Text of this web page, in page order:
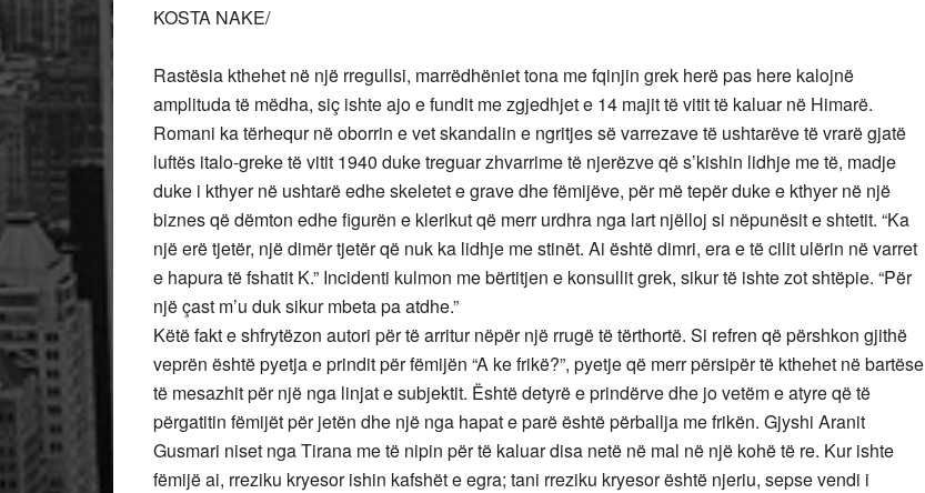
KOSTA NAKE/
Rastësia kthehet në një rregullsi, marrëdhëniet tona me fqinjin grek herë pas here kalojnë
amplituda të mëdha, siç ishte ajo e fundit me zgjedhjet e 14 majit të vitit të kaluar në Himarë.
Romani ka tërhequr në oborrin e vet skandalin e ngritjes së varrezave të ushtarëve të vrarë gjatë
luftës italo-greke të vitit 1940 duke treguar zhvarrime të njerëzve që s’kishin lidhje me të, madje
duke i kthyer në ushtarë edhe skeletet e grave dhe fëmijëve, për më tepër duke e kthyer në një
biznes që dëmton edhe figurën e klerikut që merr urdhra nga lart njëlloj si nëpunësit e shtetit. “Ka
një erë tjetër, një dimër tjetër që nuk ka lidhje me stinët. Ai është dimri, era e të cilit ulërin në varret
e hapura të fshatit K.” Incidenti kulmon me bërtitjen e konsullit grek, sikur të ishte zot shtëpie. “Për
një çast m’u duk sikur mbeta pa atdhe.”
Këtë fakt e shfrytëzon autori për të arritur nëpër një rrugë të tërthortë. Si refren që përshkon gjithë
veprën është pyetja e prindit për fëmijën “A ke frikë?”, pyetje që merr përsipër të kthehet në bartëse
të mesazhit për një nga linjat e subjektit. Është detyrë e prindërve dhe jo vetëm e atyre që të
përgatitin fëmijët për jetën dhe një nga hapat e parë është përballja me frikën. Gjyshi Aranit
Gusmari niset nga Tirana me të nipin për të kaluar disa netë në mal në një kohë të re. Kur ishte
fëmijë ai, rreziku kryesor ishin kafshët e egra; tani rreziku kryesor është njeriu, sepse vendi i